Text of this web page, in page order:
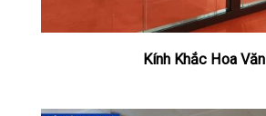
Kính Khắc Hoa Văn